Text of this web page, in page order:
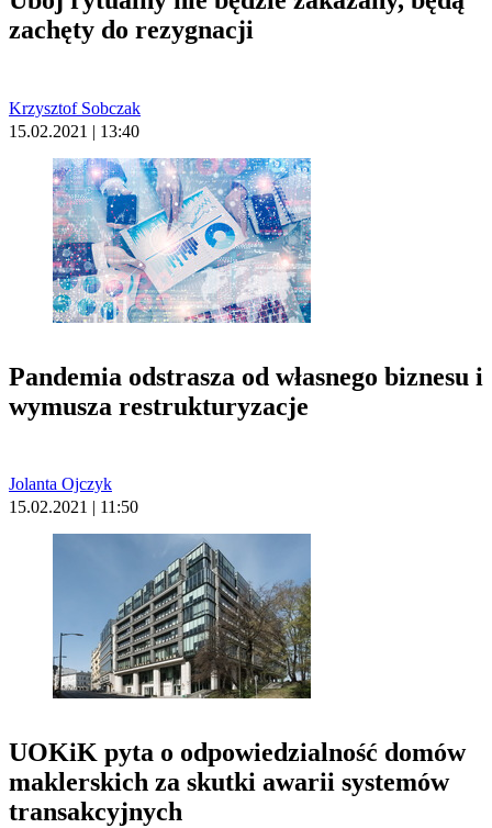
zachęty do rezygnacji
Krzysztof Sobczak
15.02.2021 | 13:40
Pandemia odstrasza od własnego biznesu i
wymusza restrukturyzacje
Jolanta Ojczyk
15.02.2021 | 11:50
UOKiK pyta o odpowiedzialność domów
maklerskich za skutki awarii systemów
transakcyjnych